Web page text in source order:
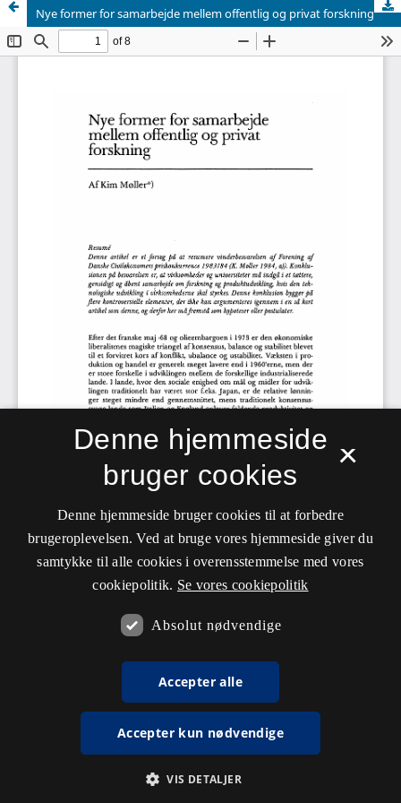
Nye former for samarbejde mellem offentlig og privat forskning
×
Denne hjemmeside
bruger cookies
Denne hjemmeside bruger cookies til at forbedre
brugeroplevelsen. Ved at bruge vores hjemmeside giver du
samtykke til alle cookies i overensstemmelse med vores
cookiepolitik. Se vores cookiepolitik
Absolut nødvendige
Accepter alle
Accepter kun nødvendige
VIS DETALJER